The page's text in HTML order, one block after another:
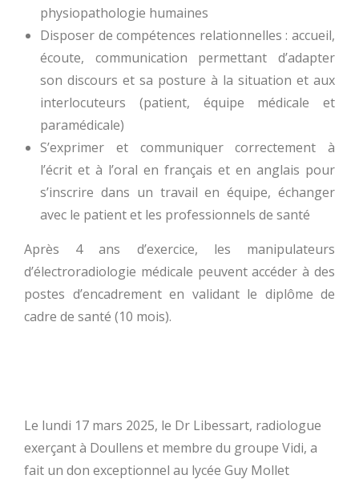
physiopathologie humaines
Disposer de compétences relationnelles : accueil,
écoute, communication permettant d’adapter
son discours et sa posture à la situation et aux
interlocuteurs (patient, équipe médicale et
paramédicale)
S’exprimer et communiquer correctement à
l’écrit et à l’oral en français et en anglais pour
s’inscrire dans un travail en équipe, échanger
avec le patient et les professionnels de santé
Après 4 ans d’exercice, les manipulateurs
d’électroradiologie médicale peuvent accéder à des
postes d’encadrement en validant le diplôme de
cadre de santé (10 mois).
Le lundi 17 mars 2025, le Dr Libessart, radiologue
exerçant à Doullens et membre du groupe Vidi, a
fait un don exceptionnel au lycée Guy Mollet